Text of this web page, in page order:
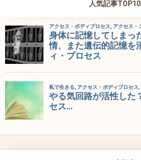
人気記事TOP10